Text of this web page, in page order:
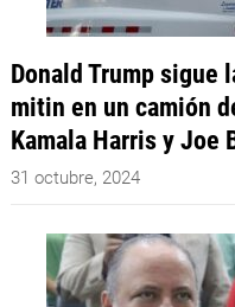
Donald Trump sigue
mitin en un camión
Kamala Harris y Joe
31 octubre, 2024